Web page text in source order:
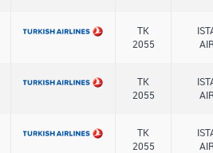
TK
2055
TK
2055
TK
2055